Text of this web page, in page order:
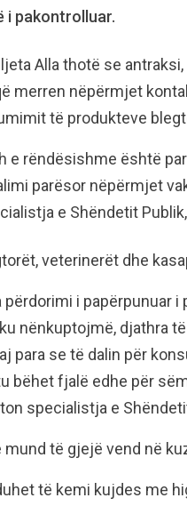
i pakontrolluar.
Alla thotë se
merren nëpërmjet
të produkteve
e rëndësishme është
parësor nëpërmjet
e Shëndetit
veterinerët dhe
i papërpunuar i
nënkuptojmë, djathra
para se të dalin për
bëhet fjalë edhe për
specialistja e
të gjejë vend në
të kemi kujdes me